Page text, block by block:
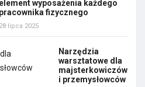
element wyposażenia każdego
pracownika fizycznego
28 lipca 2025
Narzędzia
warsztatowe dla
majsterkowiczów
i przemysłowców